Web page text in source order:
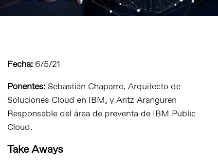
Fecha: 6/5/21
Ponentes: Sebastián Chaparro, Arquitecto de
Soluciones Cloud en IBM, y Aritz Aranguren
Responsable del área de preventa de IBM Public
Cloud.
Take Aways